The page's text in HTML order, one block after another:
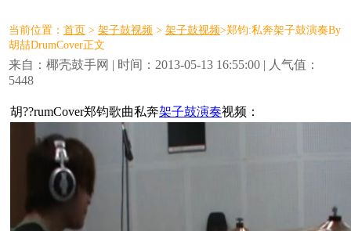
当前位置： 首页 > 架子鼓视频 > 架子鼓视频>郑钧:私奔架子鼓演奏By
胡喆DrumCover正文
来自：椰壳鼓手网 | 时间：2013-05-13 16:55:00 | 人气值：
5448
胡??rumCover郑钧歌曲私奔架子鼓演奏视频：